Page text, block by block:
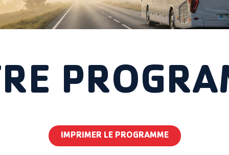
IMPRIMER LE PROGRAMME